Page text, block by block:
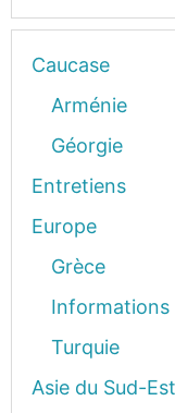
Caucase
Arménie
Géorgie
Entretiens
Europe
Grèce
Informations
Turquie
Asie du Sud-Est